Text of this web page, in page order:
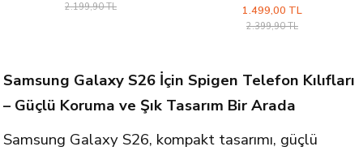
2.199,90 TL 1.499,00 TL
2.399,90 TL
Samsung Galaxy S26 İçin Spigen Telefon Kılıfları
– Güçlü Koruma ve Şık Tasarım Bir Arada
Samsung Galaxy S26, kompakt tasarımı, güçlü